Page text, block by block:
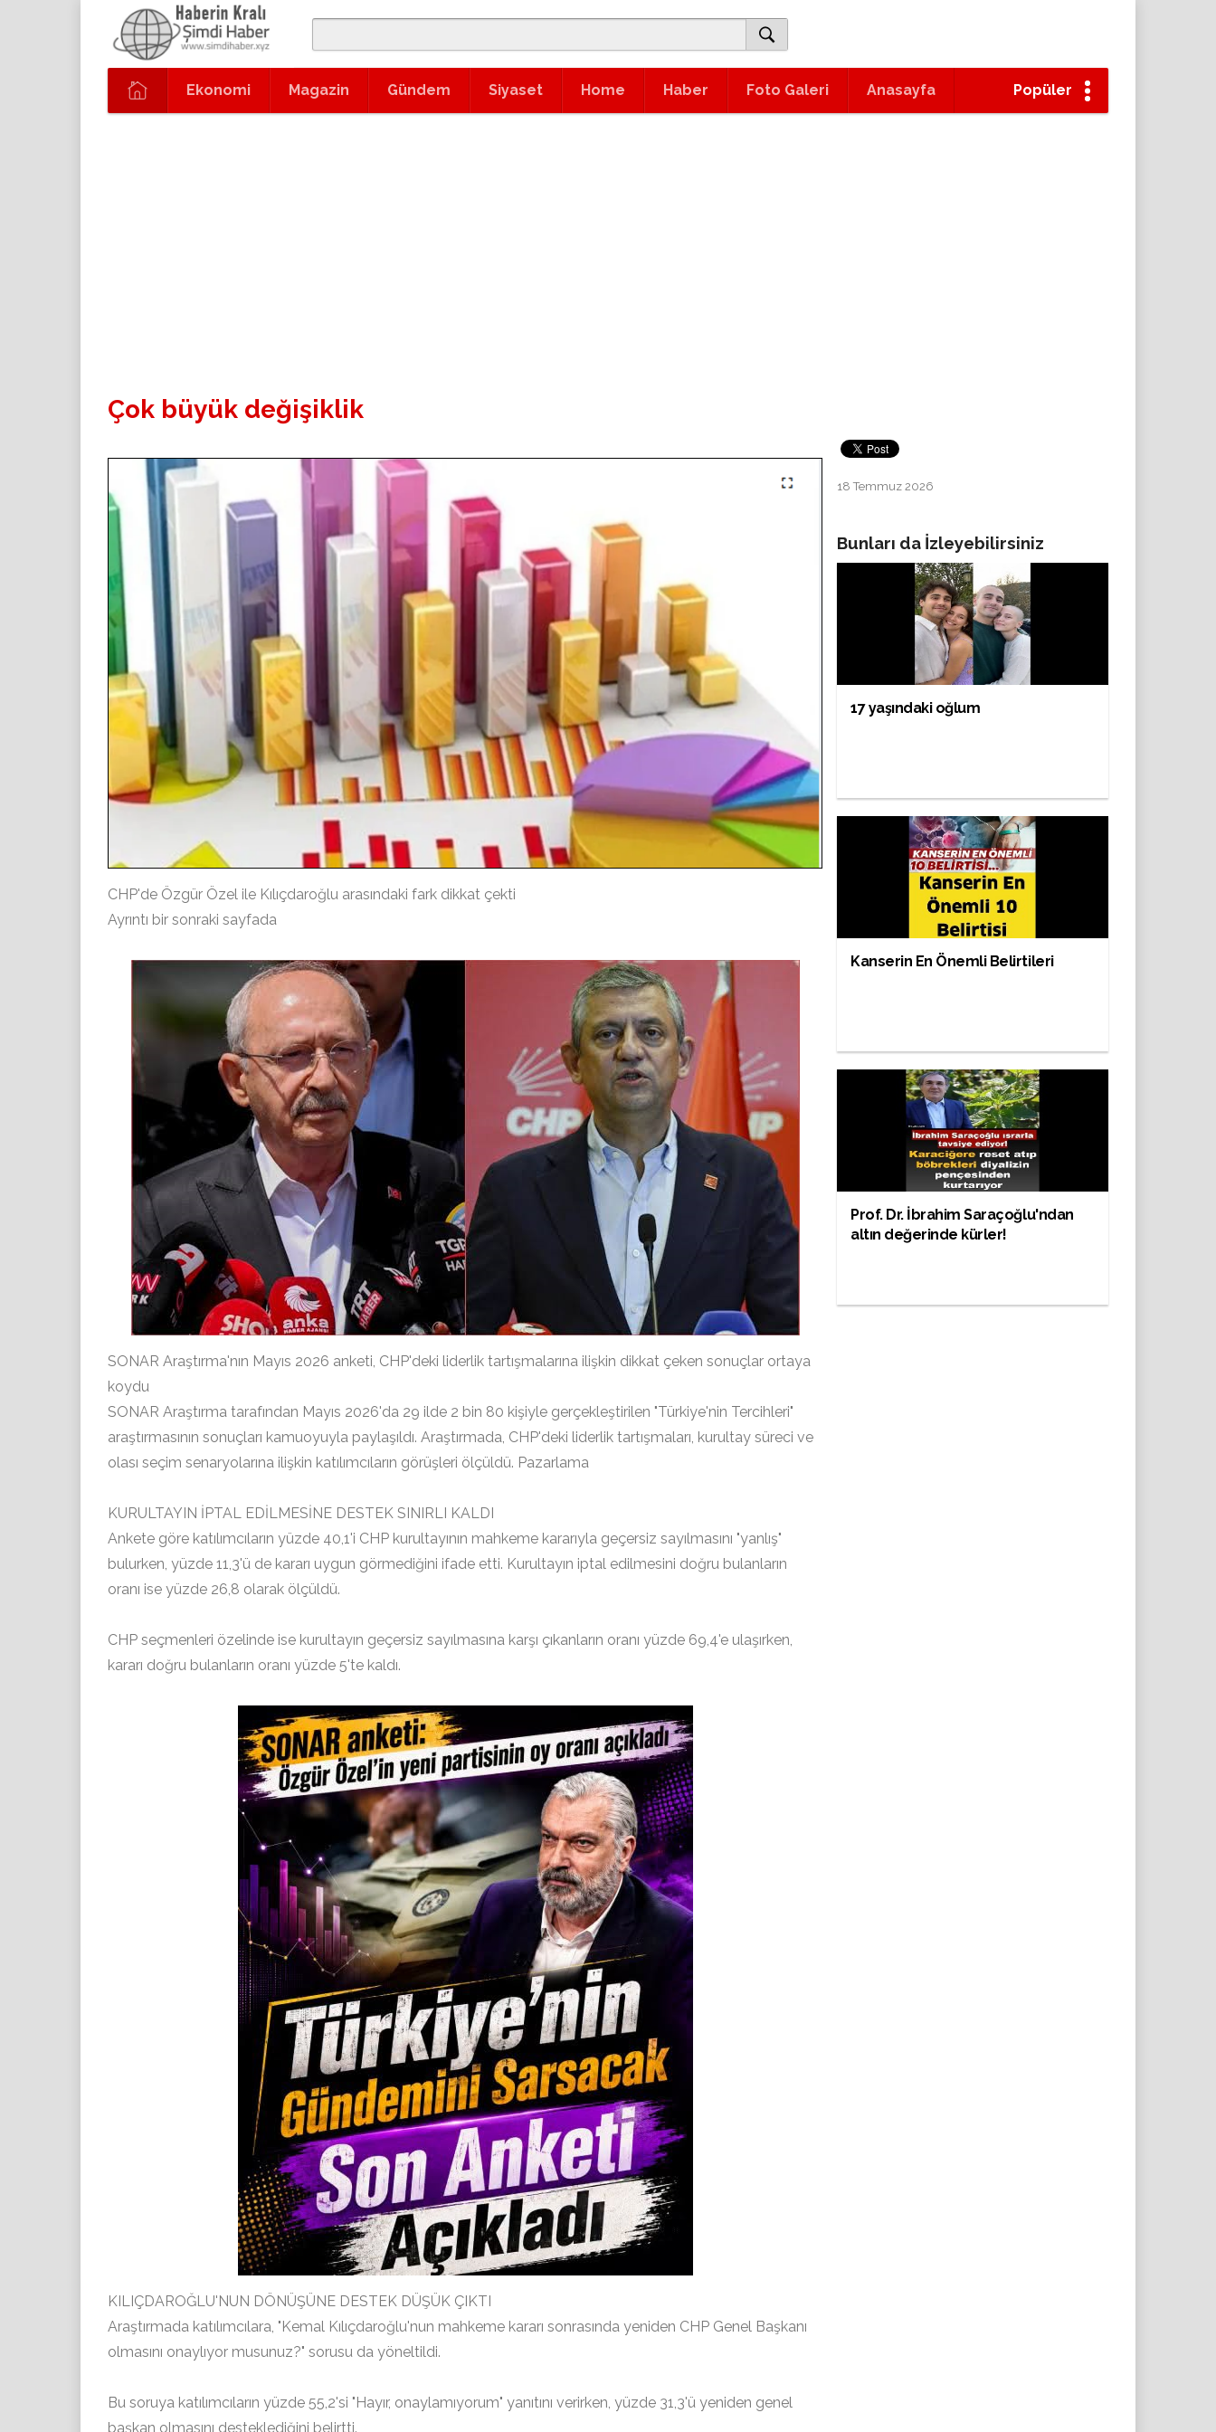
Ekonomi Magazin Gündem Siyaset Home Haber Foto Galeri Anasayfa Popüler
Çok büyük değişiklik
CHP'de Özgür Özel ile Kılıçdaroğlu arasındaki fark dikkat çekti
Ayrıntı bir sonraki sayfada
SONAR Araştırma'nın Mayıs 2026 anketi, CHP'deki liderlik tartışmalarına ilişkin dikkat çeken sonuçlar ortaya
koydu
SONAR Araştırma tarafından Mayıs 2026'da 29 ilde 2 bin 80 kişiyle gerçekleştirilen "Türkiye'nin Tercihleri"
araştırmasının sonuçları kamuoyuyla paylaşıldı. Araştırmada, CHP'deki liderlik tartışmaları, kurultay süreci ve
olası seçim senaryolarına ilişkin katılımcıların görüşleri ölçüldü. Pazarlama
KURULTAYIN İPTAL EDİLMESİNE DESTEK SINIRLI KALDI
Ankete göre katılımcıların yüzde 40,1'i CHP kurultayının mahkeme kararıyla geçersiz sayılmasını "yanlış"
bulurken, yüzde 11,3'ü de kararı uygun görmediğini ifade etti. Kurultayın iptal edilmesini doğru bulanların
oranı ise yüzde 26,8 olarak ölçüldü.
CHP seçmenleri özelinde ise kurultayın geçersiz sayılmasına karşı çıkanların oranı yüzde 69,4'e ulaşırken,
kararı doğru bulanların oranı yüzde 5'te kaldı.
KILIÇDAROĞLU'NUN DÖNÜŞÜNE DESTEK DÜŞÜK ÇIKTI
Araştırmada katılımcılara, "Kemal Kılıçdaroğlu'nun mahkeme kararı sonrasında yeniden CHP Genel Başkanı
olmasını onaylıyor musunuz?" sorusu da yöneltildi.
Bu soruya katılımcıların yüzde 55,2'si "Hayır, onaylamıyorum" yanıtını verirken, yüzde 31,3'ü yeniden genel
başkan olmasını desteklediğini belirtti.
18 Temmuz 2026
Bunları da İzleyebilirsiniz
17 yaşındaki oğlum
Kanserin En Önemli Belirtileri
Prof. Dr. İbrahim Saraçoğlu'ndan
altın değerinde kürler!